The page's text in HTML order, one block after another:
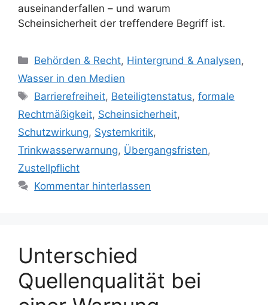
auseinanderfallen – und warum
Scheinsicherheit der treffendere Begriff ist.
Kategorien
Behörden & Recht, Hintergrund & Analysen,
Wasser in den Medien
Schlagwörter
Barrierefreiheit, Beteiligtenstatus,formale
Rechtmäßigkeit, Scheinsicherheit,
Schutzwirkung, Systemkritik,
Trinkwasserwarnung, Übergangsfristen,
Zustellpflicht
Kommentar hinterlassen
Unterschied
Quellenqualität bei